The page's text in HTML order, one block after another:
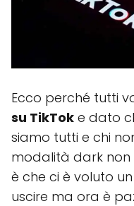
Ecco perché tutti
su TikTok e dato
siamo tutti e chi
modalità dark
è che ci è voluto
uscire ma ora è